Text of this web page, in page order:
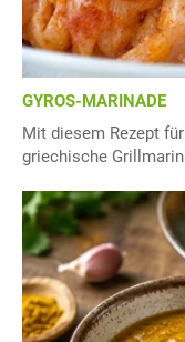
GYROS-MARINADE
Mit diesem Rezept
griechische